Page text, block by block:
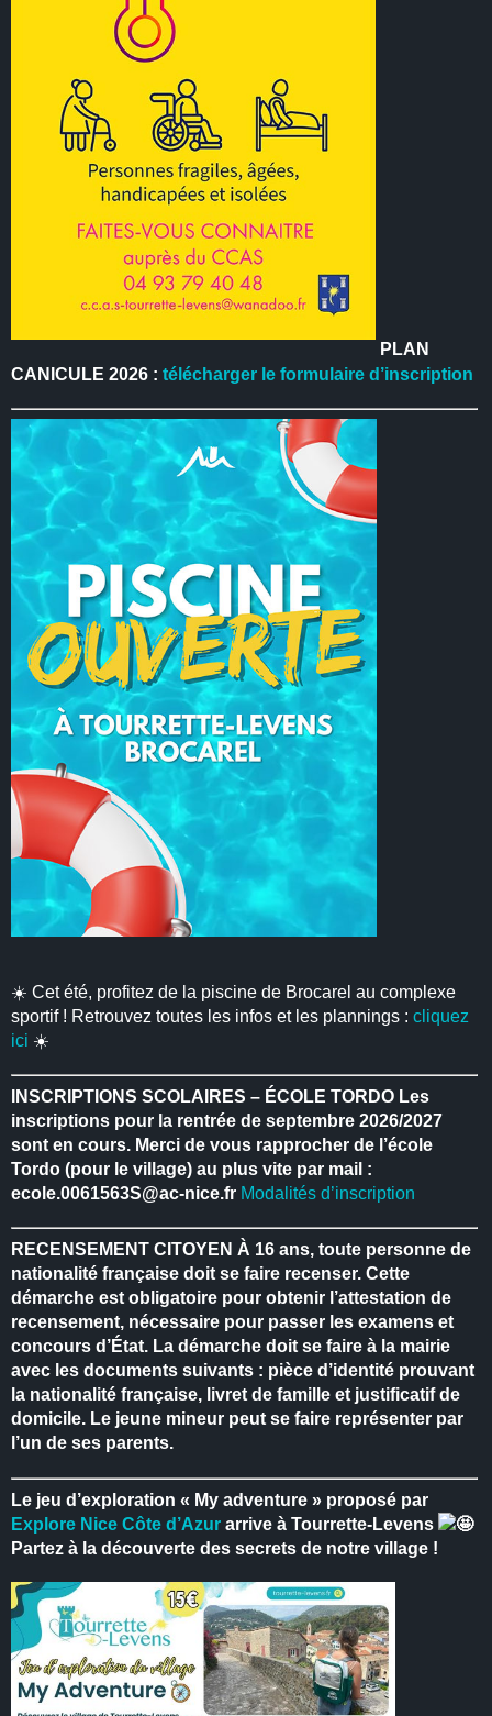
PLAN
CANICULE 2026 :télécharger le formulaire d’inscription
☀️ Cet été, profitez de la piscine de Brocarel au complexe
sportif ! Retrouvez toutes les infos et les plannings :cliquez
ici ☀️
INSCRIPTIONS SCOLAIRES – ÉCOLE TORDO Les
inscriptions pour la rentrée de septembre 2026/2027
sont en cours. Merci de vous rapprocher de l’école
Tordo (pour le village) au plus vite par mail :
ecole.0061563S@ac-nice.fr Modalités d’inscription
RECENSEMENT CITOYEN À 16 ans, toute personne de
nationalité française doit se faire recenser. Cette
démarche est obligatoire pour obtenir l’attestation de
recensement, nécessaire pour passer les examens et
concours d’État. La démarche doit se faire à la mairie
avec les documents suivants : pièce d’identité prouvant
la nationalité française, livret de famille et justificatif de
domicile. Le jeune mineur peut se faire représenter par
l’un de ses parents.
Le jeu d’exploration « My adventure » proposé par
Explore Nice Côte d’Azur arrive à Tourrette-Levens
Partez à la découverte des secrets de notre village !